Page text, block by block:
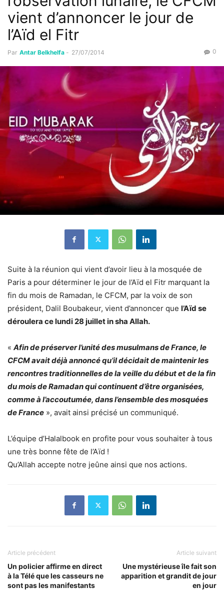
vient d’annoncer le jour de
l’Aïd el Fitr
Par Antar Belkhelfa - 27/07/2014 0
Suite à la réunion qui vient d’avoir lieu à la mosquée de
Paris a pour déterminer le jour de l’Aïd el Fitr marquant la
fin du mois de Ramadan, le CFCM, par la voix de son
président, Dalil Boubakeur, vient d’annoncer que l’Aïd se
déroulera ce lundi 28 juillet in sha Allah.
« Afin de préserver l’unité des musulmans de France, le
CFCM avait déjà annoncé qu’il décidait de maintenir les
rencontres traditionnelles de la veille du début et de la fin
du mois de Ramadan qui continuent d’être organisées,
comme à l’accoutumée, dans l’ensemble des mosquées
de France », avait ainsi précisé un communiqué.
L’équipe d’Halalbook en profite pour vous souhaiter à tous
une très bonne fête de l’Aïd !
Qu’Allah accepte notre jeûne ainsi que nos actions.
Article précédent
Un policier affirme en direct
à la Télé que les casseurs ne
sont pas les manifestants
Article suivant
Une mystérieuse île fait son
apparition et grandit de jour
en jour